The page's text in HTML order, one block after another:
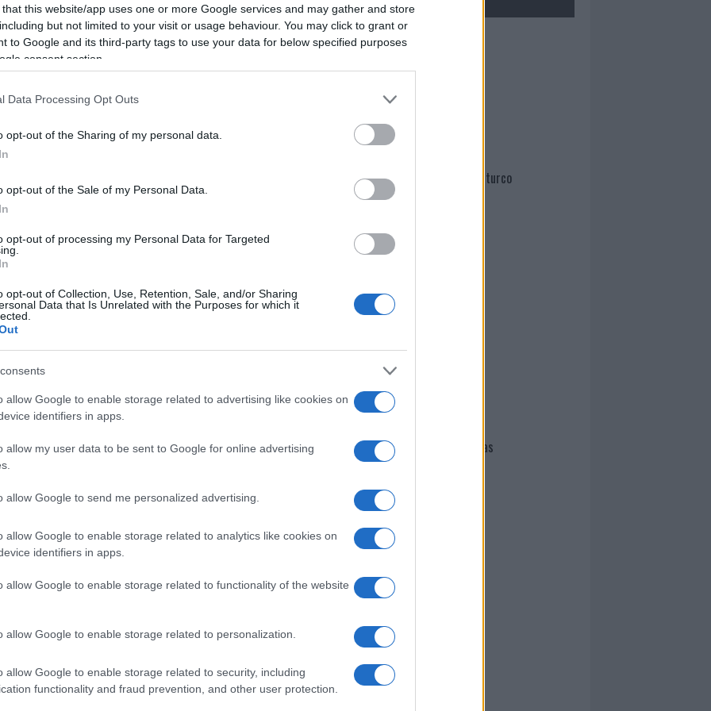
that this website/app uses one or more Google services and may gather and store
but not limited to your visit or usage behaviour. You may click to grant or
to Google and its third-party tags to use your data for below specified purposes
consent section.
Data Processing Opt Outs
opt-out of the Sharing of my personal data.
opt-out of the Sale of my Personal Data.
opt-out of processing my Personal Data for Targeted
opt-out of Collection, Use, Retention, Sale, and/or Sharing
Data that Is Unrelated with the Purposes for which it
allow Google to enable storage related to advertising like cookies on
identifiers in apps.
allow my user data to be sent to Google for online advertising
allow Google to send me personalized advertising.
allow Google to enable storage related to analytics like cookies on
identifiers in apps.
allow Google to enable storage related to functionality of the website
allow Google to enable storage related to personalization.
allow Google to enable storage related to security, including
functionality and fraud prevention, and other user protection.
“.
cliccandoqui
nella sezione
Tari Tempio Paolo Cossu Tari Tempio
i tuoi video e le tue foto
+39 345 356 7512
di GalluraOggi.it
news daGoogle News
Mario Malu
Paolo Pinna
Martina Agostina Diturco
I nostri cari
I nostri cari
I nostri cari
Giovannimaria Cabras